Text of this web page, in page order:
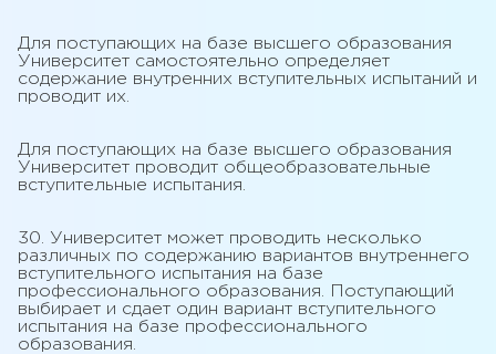
Для поступающих на базе высшего образования
Университет самостоятельно определяет
содержание внутренних вступительных испытаний и
проводит их.
Для поступающих на базе высшего образования
Университет проводит общеобразовательные
вступительные испытания.
30. Университет может проводить несколько
различных по содержанию вариантов внутреннего
вступительного испытания на базе
профессионального образования. Поступающий
выбирает и сдает один вариант вступительного
испытания на базе профессионального
образования.